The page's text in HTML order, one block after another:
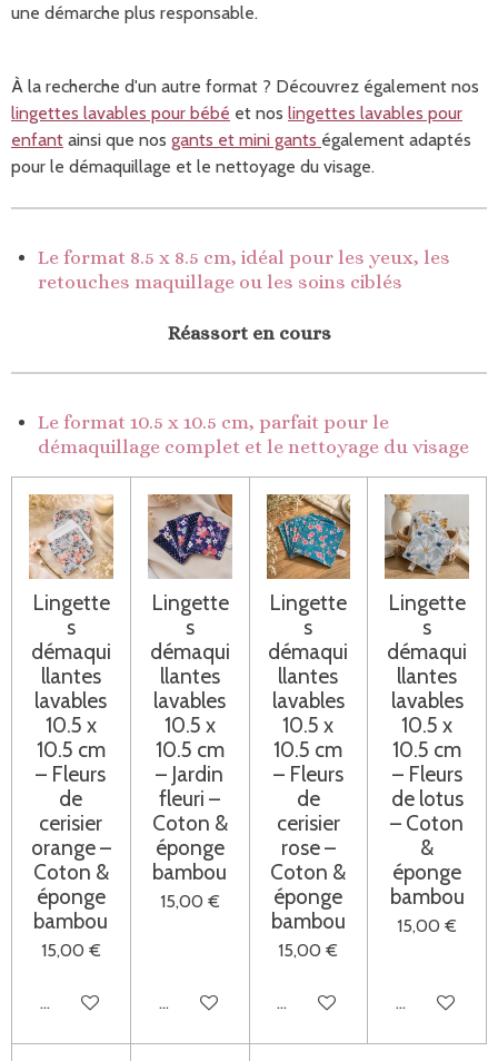
une démarche plus responsable.
À la recherche d'un autre format ? Découvrez également nos
lingettes lavables pour bébé et nos lingettes lavables pour
enfant ainsi que nos gants et mini gants également adaptés
pour le démaquillage et le nettoyage du visage.
Le format 8.5 x 8.5 cm, idéal pour les yeux, les
retouches maquillage ou les soins ciblés
Réassort en cours
Le format 10.5 x 10.5 cm, parfait pour le
démaquillage complet et le nettoyage du visage
Lingette
s
démaqui
llantes
lavables
10.5 x
10.5 cm
– Fleurs
de
cerisier
orange –
Coton &
éponge
bambou
15,00 €
Ajouter au panier
Lingette
s
démaqui
llantes
lavables
10.5 x
10.5 cm
– Jardin
fleuri –
Coton &
éponge
bambou
15,00 €
Ajouter au panier
Lingette
s
démaqui
llantes
lavables
10.5 x
10.5 cm
– Fleurs
de
cerisier
rose –
Coton &
éponge
bambou
15,00 €
Ajouter au panier
Lingette
s
démaqui
llantes
lavables
10.5 x
10.5 cm
– Fleurs
de lotus
– Coton
&
éponge
bambou
15,00 €
Ajouter au